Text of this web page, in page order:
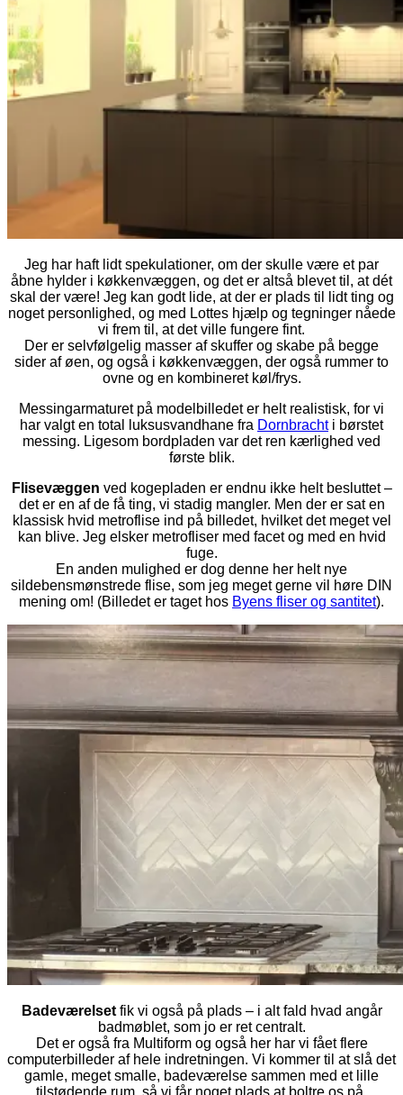
Jeg har haft lidt spekulationer, om der skulle være et par
åbne hylder i køkkenvæggen, og det er altså blevet til, at dét
skal der være! Jeg kan godt lide, at der er plads til lidt ting og
noget personlighed, og med Lottes hjælp og tegninger nåede
vi frem til, at det ville fungere fint.
Der er selvfølgelig masser af skuffer og skabe på begge
sider af øen, og også i køkkenvæggen, der også rummer to
ovne og en kombineret køl/frys.
Messingarmaturet på modelbilledet er helt realistisk, for vi
har valgt en total luksusvandhane fra Dornbrachti børstet
messing. Ligesom bordpladen var det ren kærlighed ved
første blik.
Flisevæggen ved kogepladen er endnu ikke helt besluttet –
det er en af de få ting, vi stadig mangler. Men der er sat en
klassisk hvid metroflise ind på billedet, hvilket det meget vel
kan blive. Jeg elsker metrofliser med facet og med en hvid
fuge.
En anden mulighed er dog denne her helt nye
sildebensmønstrede flise, som jeg meget gerne vil høre DIN
mening om! (Billedet er taget hos Byens fliser og santitet).
Badeværelsetfik vi også på plads – i alt fald hvad angår
badmøblet, som jo er ret centralt.
Det er også fra Multiform og også her har vi fået flere
computerbilleder af hele indretningen. Vi kommer til at slå det
gamle, meget smalle, badeværelse sammen med et lille
tilstødende rum, så vi får noget plads at boltre os på.